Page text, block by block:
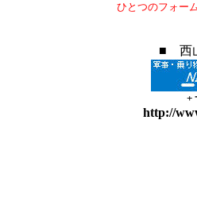
ひとつのフォー
■ 西
+
http://